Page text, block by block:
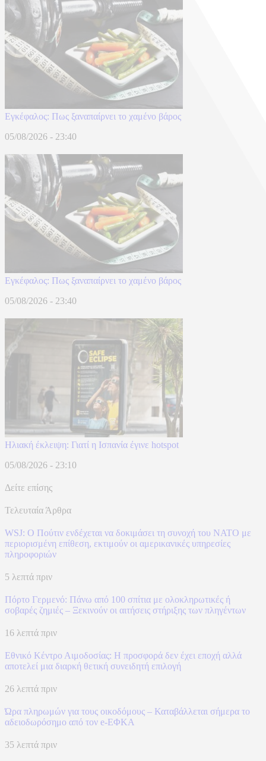
Eγκέφαλος: Πως ξαναπαίρνει το χαμένο βάρος
05/08/2026 - 23:40
Eγκέφαλος: Πως ξαναπαίρνει το χαμένο βάρος
05/08/2026 - 23:40
Hλιακή έκλειψη: Γιατί η Ισπανία έγινε hotspot
05/08/2026 - 23:10
Δείτε επίσης
Τελευταία Άρθρα
WSJ: Ο Πούτιν ενδέχεται να δοκιμάσει τη συνοχή του ΝΑΤΟ με
περιορισμένη επίθεση, εκτιμούν οι αμερικανικές υπηρεσίες
πληροφοριών
5 λεπτά πριν
Πόρτο Γερμενό: Πάνω από 100 σπίτια με ολοκληρωτικές ή
σοβαρές ζημιές – Ξεκινούν οι αιτήσεις στήριξης των πληγέντων
16 λεπτά πριν
Εθνικό Κέντρο Αιμοδοσίας: H προσφορά δεν έχει εποχή αλλά
αποτελεί μια διαρκή θετική συνειδητή επιλογή
26 λεπτά πριν
Ώρα πληρωμών για τους οικοδόμους – Καταβάλλεται σήμερα το
αδειοδωρόσημο από τον e-ΕΦΚΑ
35 λεπτά πριν